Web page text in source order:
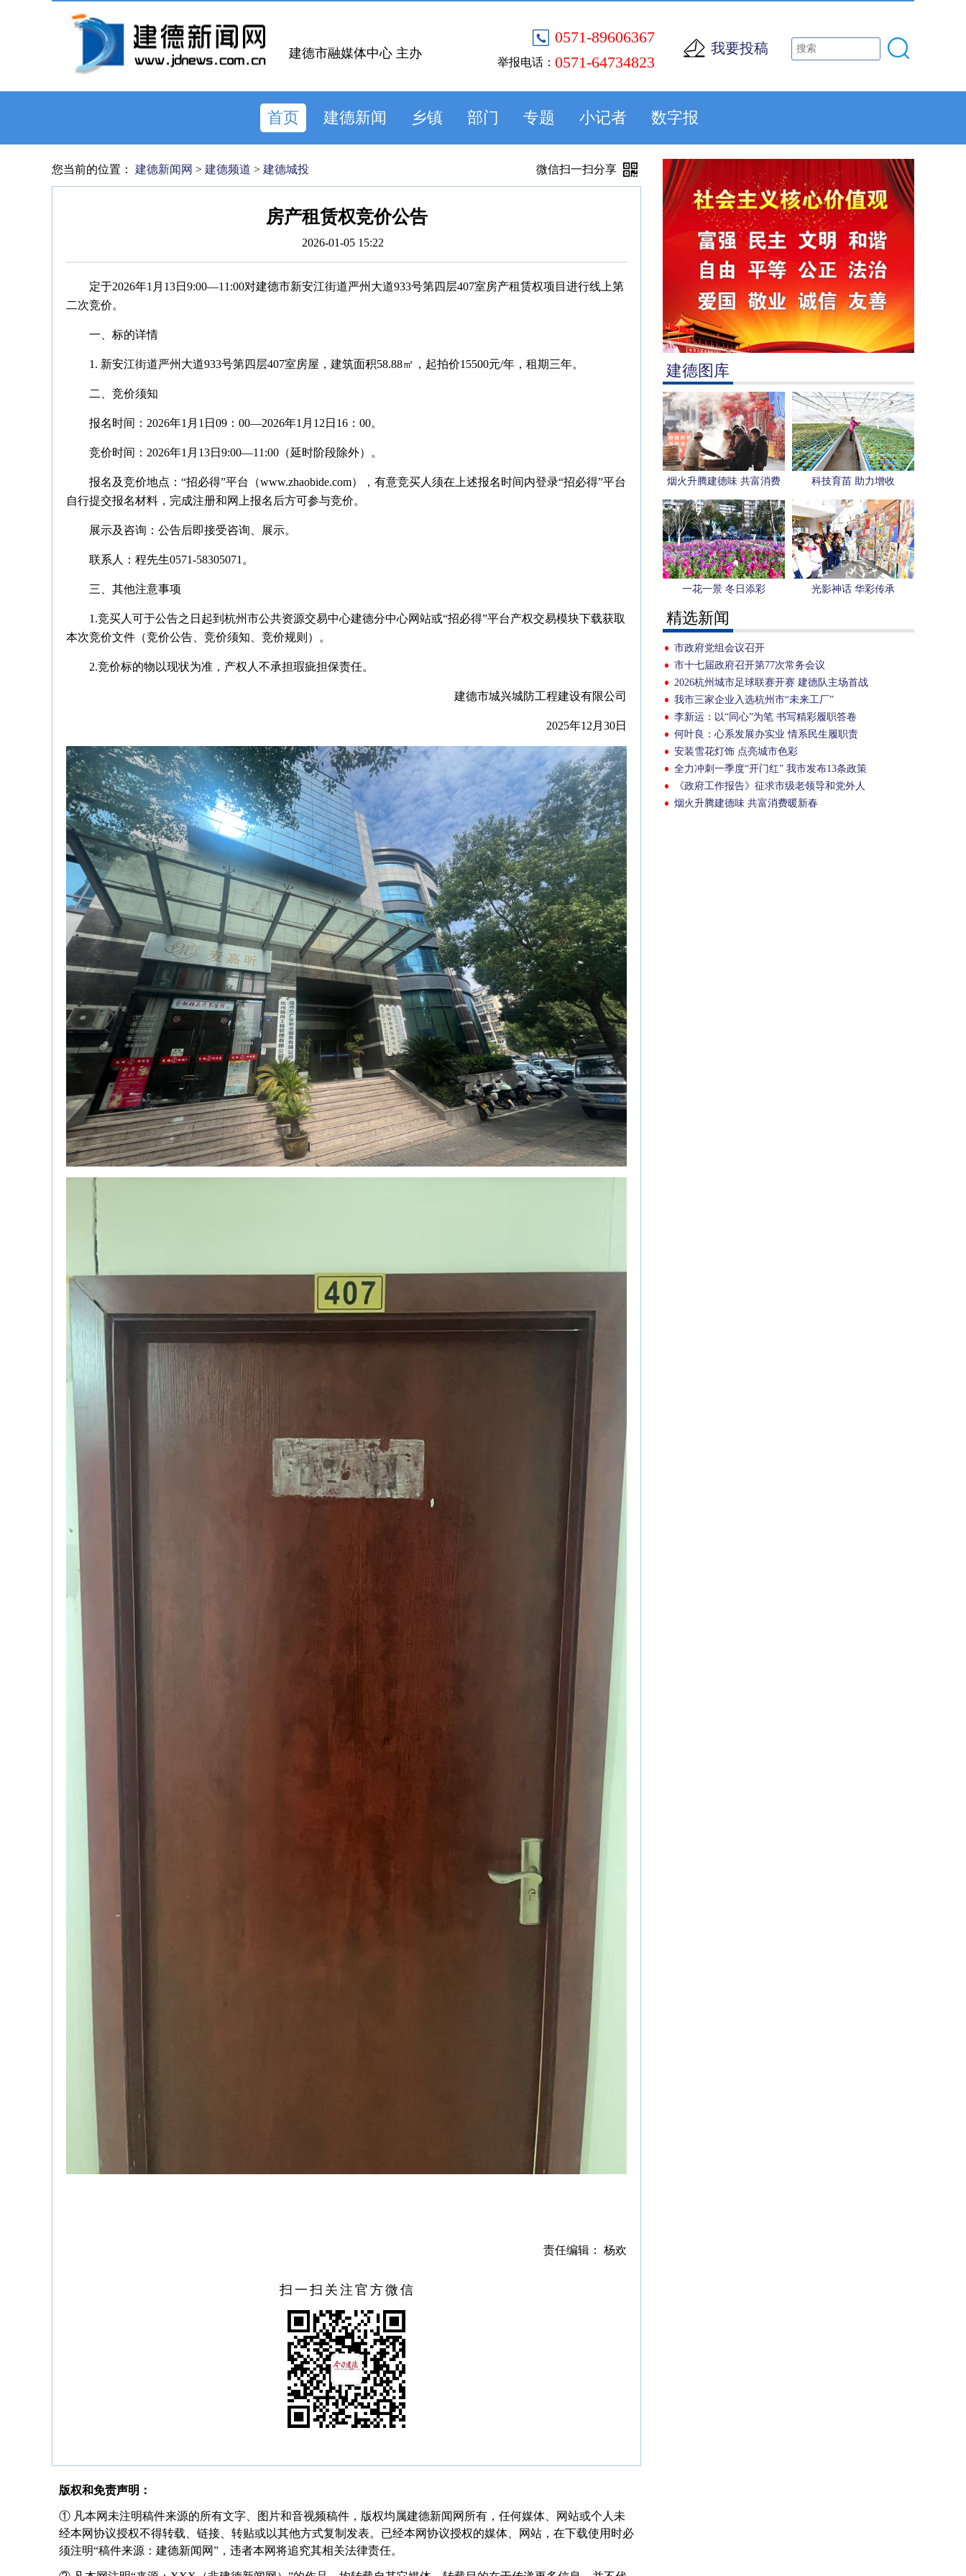
0571-89606367
举报电话： 0571-64734823
我要投稿
建德市融媒体中心 主办
首页 建德新闻 乡镇 部门 专题 小记者 数字报
建德图库
烟火升腾建德味 共富消费
暖新春
科技育苗 助力增收
一花一景 冬日添彩 光影神话 华彩传承
精选新闻
市政府党组会议召开
市十七届政府召开第77次常务会议
2026杭州城市足球联赛开赛 建德队主场首战
临平
我市三家企业入选杭州市“未来工厂”
李新运：以“同心”为笔 书写精彩履职答卷
何叶良：心系发展办实业 情系民生履职责
安装雪花灯饰 点亮城市色彩
全力冲刺一季度“开门红” 我市发布13条政策
《政府工作报告》征求市级老领导和党外人
士意见
烟火升腾建德味 共富消费暖新春
您当前的位置： 建德新闻网 > 建德频道 > 建德城投 微信扫一扫分享
房产租赁权竞价公告
2026-01-05 15:22
定于2026年1月13日9:00—11:00对建德市新安江街道严州大道933号第四层407室房产租赁权项目进行线上第
二次竞价。
一、标的详情
1. 新安江街道严州大道933号第四层407室房屋，建筑面积58.88㎡，起拍价15500元/年，租期三年。
二、竞价须知
报名时间：2026年1月1日09：00—2026年1月12日16：00。
竞价时间：2026年1月13日9:00—11:00（延时阶段除外）。
报名及竞价地点：“招必得”平台（www.zhaobide.com），有意竞买人须在上述报名时间内登录“招必得”平台
自行提交报名材料，完成注册和网上报名后方可参与竞价。
展示及咨询：公告后即接受咨询、展示。
联系人：程先生0571-58305071。
三、其他注意事项
1.竞买人可于公告之日起到杭州市公共资源交易中心建德分中心网站或“招必得”平台产权交易模块下载获取
本次竞价文件（竞价公告、竞价须知、竞价规则）。
2.竞价标的物以现状为准，产权人不承担瑕疵担保责任。
建德市城兴城防工程建设有限公司
2025年12月30日
责任编辑： 杨欢
扫一扫关注官方微信
版权和免责声明：
① 凡本网未注明稿件来源的所有文字、图片和音视频稿件，版权均属建德新闻网所有，任何媒体、网站或个人未
经本网协议授权不得转载、链接、转贴或以其他方式复制发表。已经本网协议授权的媒体、网站，在下载使用时必
须注明“稿件来源：建德新闻网”，违者本网将追究其相关法律责任。